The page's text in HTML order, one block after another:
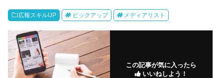
広報スキルUP ピックアップ メディアリスト
この記事が気に入ったら
いいねしよう！